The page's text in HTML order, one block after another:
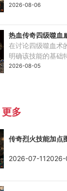
通过每日累充活动
击败特定等级的
2026-08-06
热血传奇四级噬血
在讨论四级噬血术
明确该技能的基础
士的高级攻击技能
2026-08-05
更多
传奇烈火技能加点
2026-07-112026-